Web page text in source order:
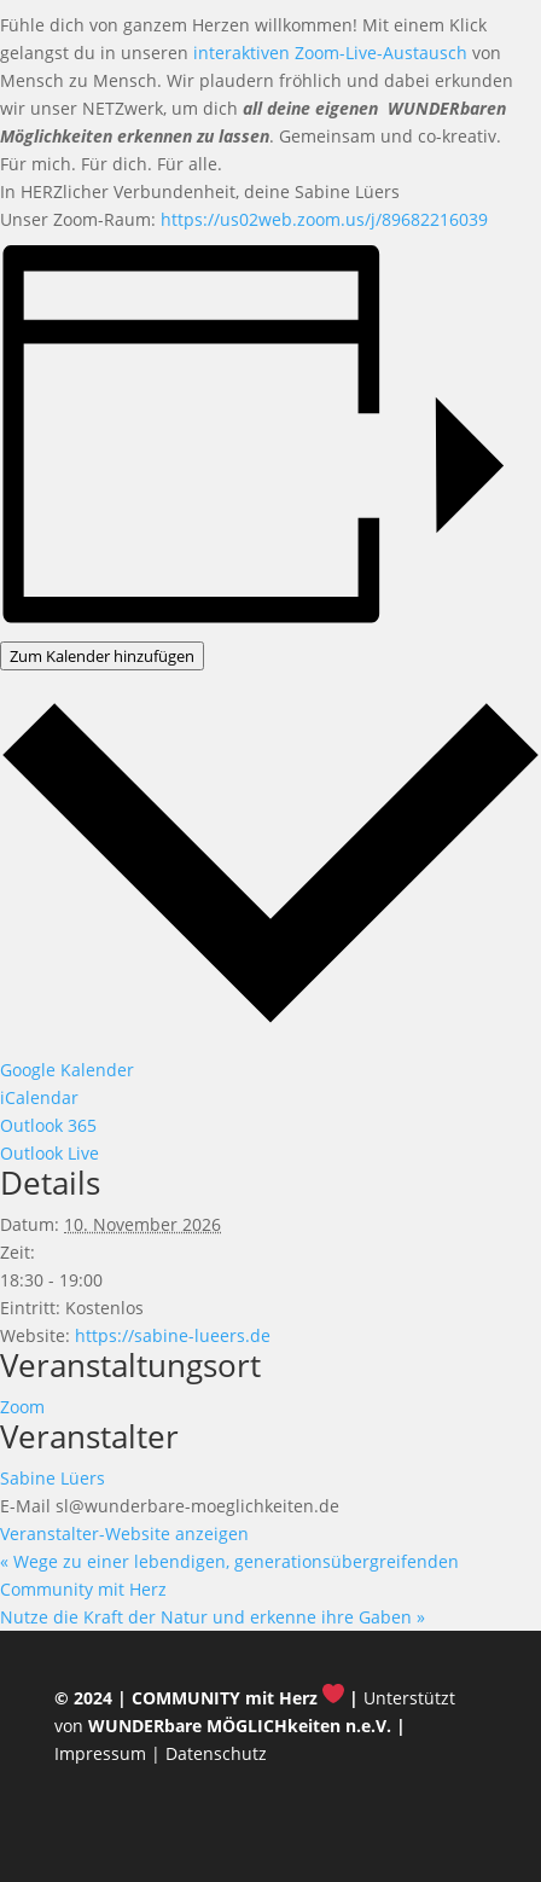
Fühle dich von ganzem Herzen willkommen! Mit einem Klick
gelangst du in unseren interaktiven Zoom-Live-Austausch von
Mensch zu Mensch. Wir plaudern fröhlich und dabei erkunden
wir unser NETZwerk, um dich all deine eigenen WUNDERbaren
Möglichkeiten erkennen zu lassen. Gemeinsam und co-kreativ.
Für mich. Für dich. Für alle.
In HERZlicher Verbundenheit, deine Sabine Lüers
Unser Zoom-Raum: https://us02web.zoom.us/j/89682216039
Zum Kalender hinzufügen
Google Kalender
iCalendar
Outlook 365
Outlook Live
Details
Datum: 10. November 2026
Zeit:
18:30 - 19:00
Eintritt: Kostenlos
Website: https://sabine-lueers.de
Veranstaltungsort
Zoom
Veranstalter
Sabine Lüers
E-Mail sl@wunderbare-moeglichkeiten.de
Veranstalter-Website anzeigen
« Wege zu einer lebendigen, generationsübergreifenden
Community mit Herz
Nutze die Kraft der Natur und erkenne ihre Gaben »
© 2024 | COMMUNITY mit Herz | Unterstützt
von WUNDERbare MÖGLICHkeiten n.e.V. |
Impressum | Datenschutz